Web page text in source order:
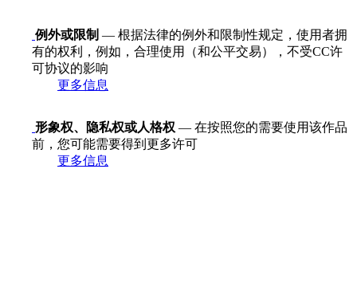
例外或限制 — 根据法律的例外和限制性规定，使用者拥
有的权利，例如，合理使用（和公平交易），不受CC许
可协议的影响
更多信息
形象权、隐私权或人格权 — 在按照您的需要使用该作品
前，您可能需要得到更多许可
更多信息